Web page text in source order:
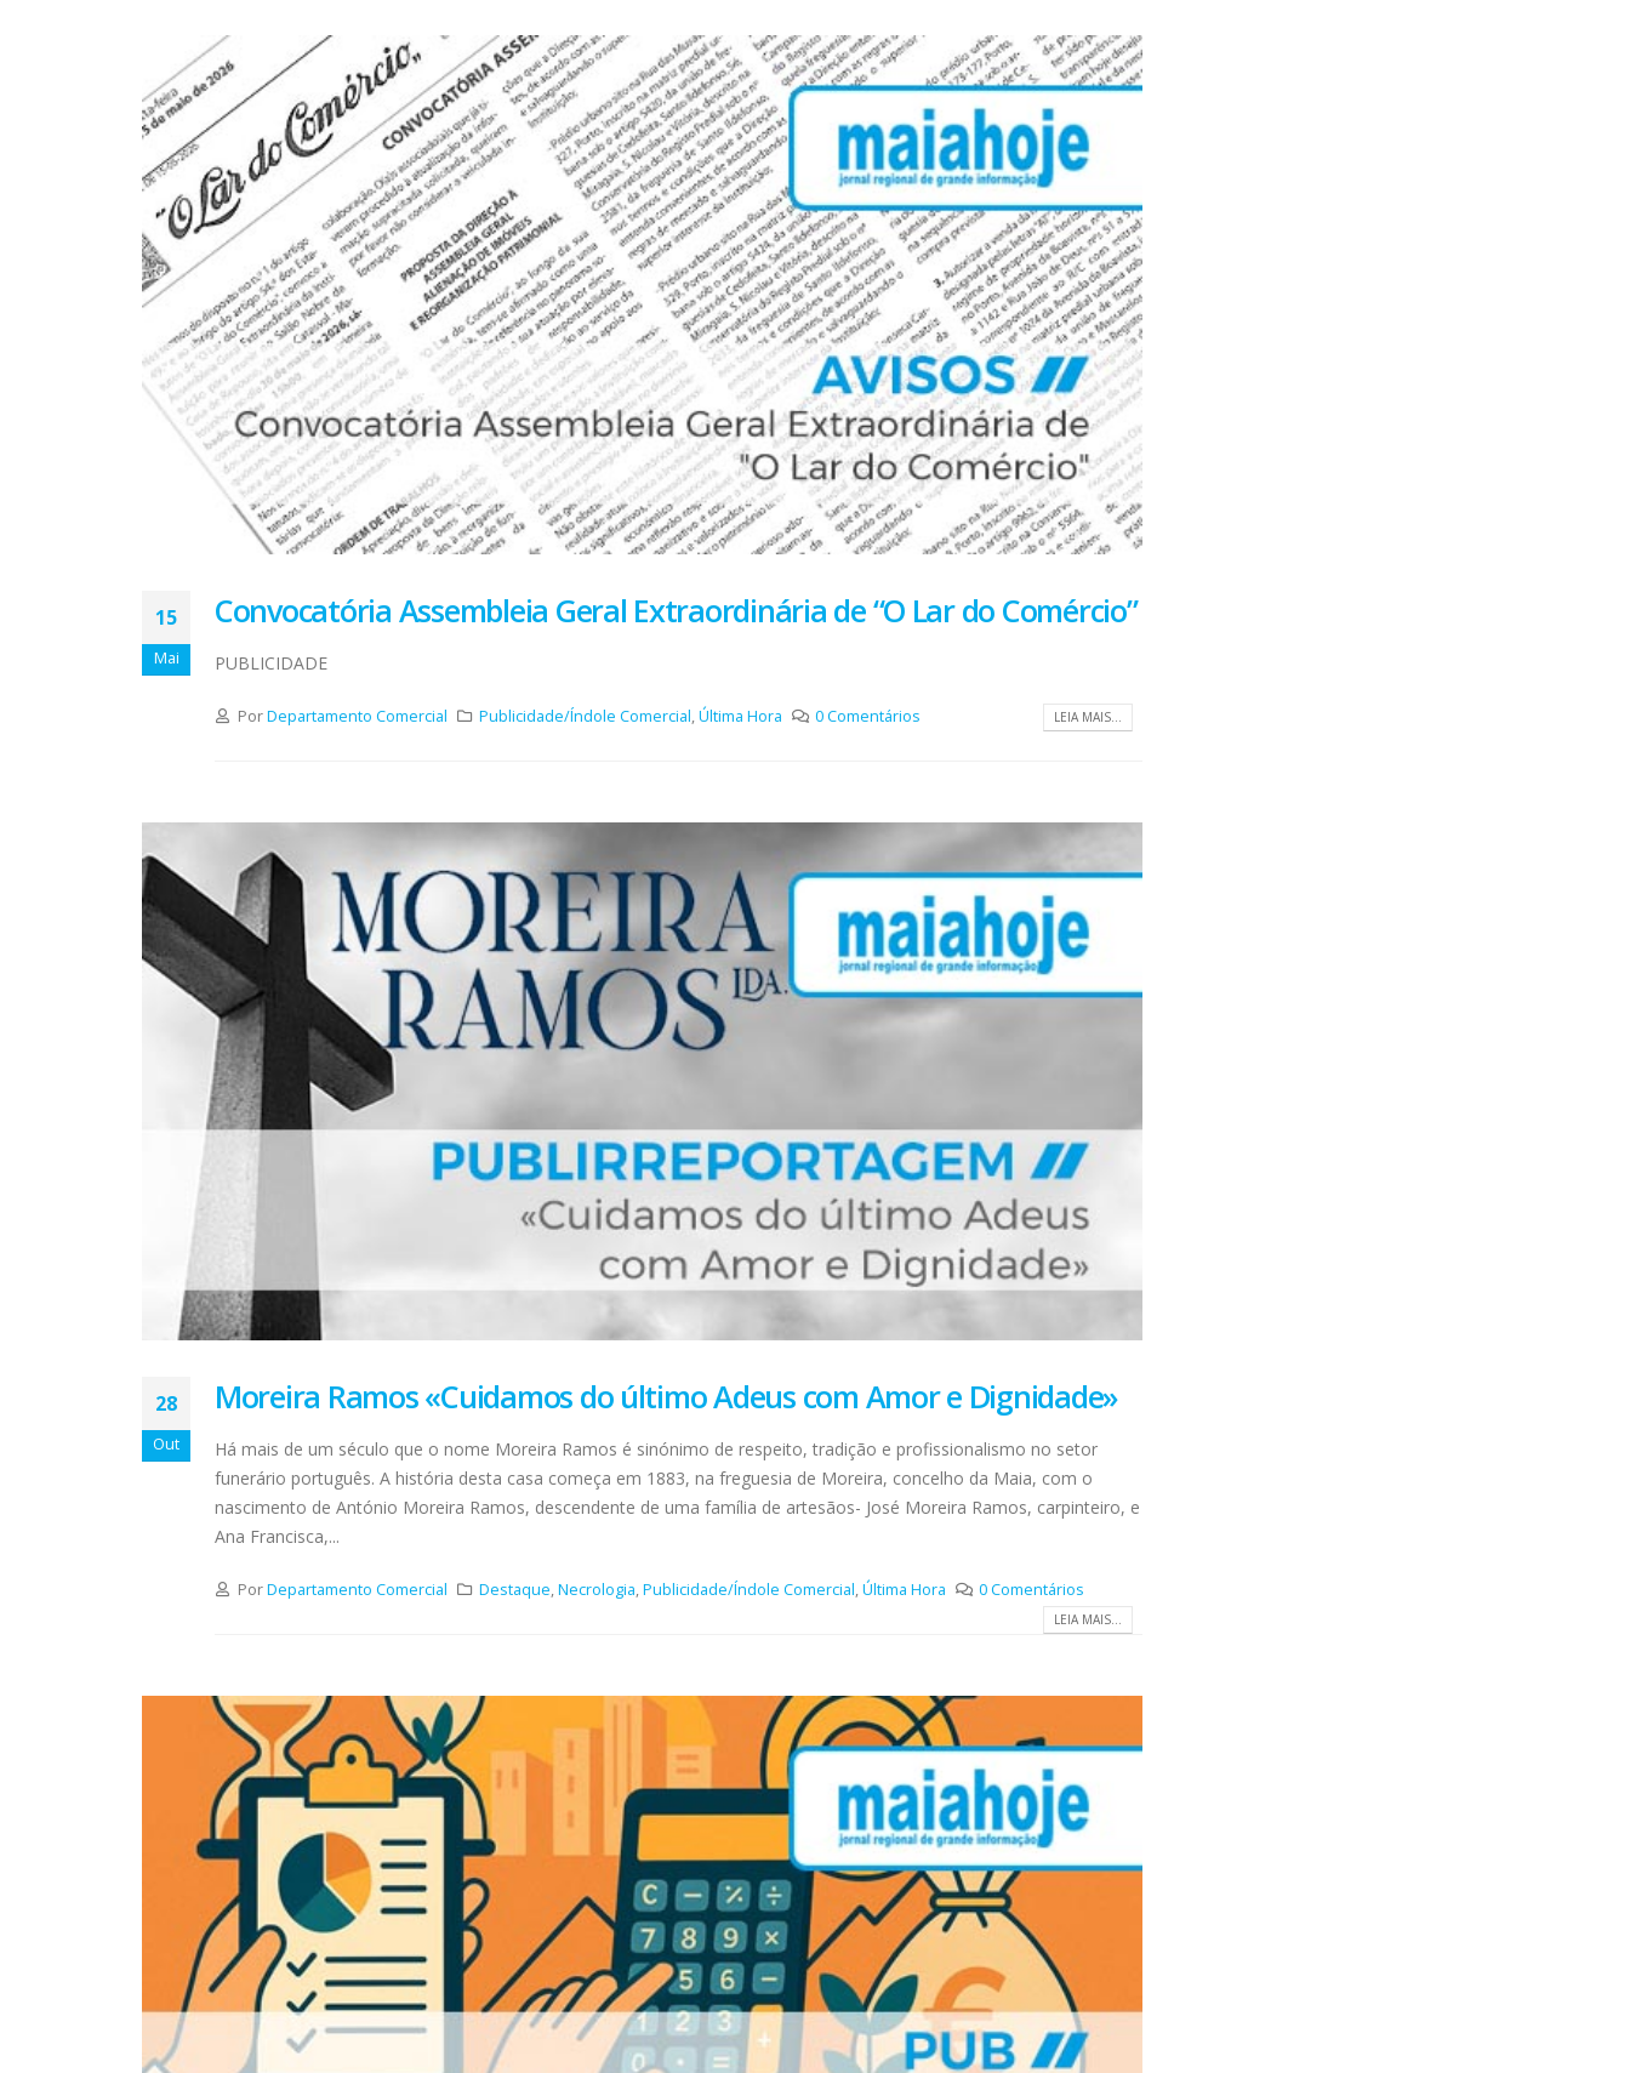
15
Mai
Convocatória Assembleia Geral Extraordinária de “O Lar do Comércio”
PUBLICIDADE
PorDepartamento Comercial Publicidade/Índole Comercial,Última Hora 0 Comentários LEIA MAIS...
28
Out
Moreira Ramos «Cuidamos do último Adeus com Amor e Dignidade»
Há mais de um século que o nome Moreira Ramos é sinónimo de respeito, tradição e profissionalismo no setor
funerário português. A história desta casa começa em 1883, na freguesia de Moreira, concelho da Maia, com o
nascimento de António Moreira Ramos, descendente de uma família de artesãos- José Moreira Ramos, carpinteiro, e
Ana Francisca,...
PorDepartamento Comercial Destaque,Necrologia,Publicidade/Índole Comercial,Última Hora 0 Comentários
LEIA MAIS...